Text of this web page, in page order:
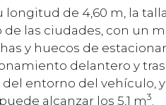
longitud de 4,60 m, la
de las ciudades, con un
y huecos de
delantero y
entorno del vehículo,
alcanzar los 5,1 m3